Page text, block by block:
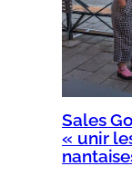
Sales
« unir